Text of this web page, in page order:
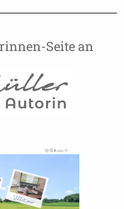
Seite an